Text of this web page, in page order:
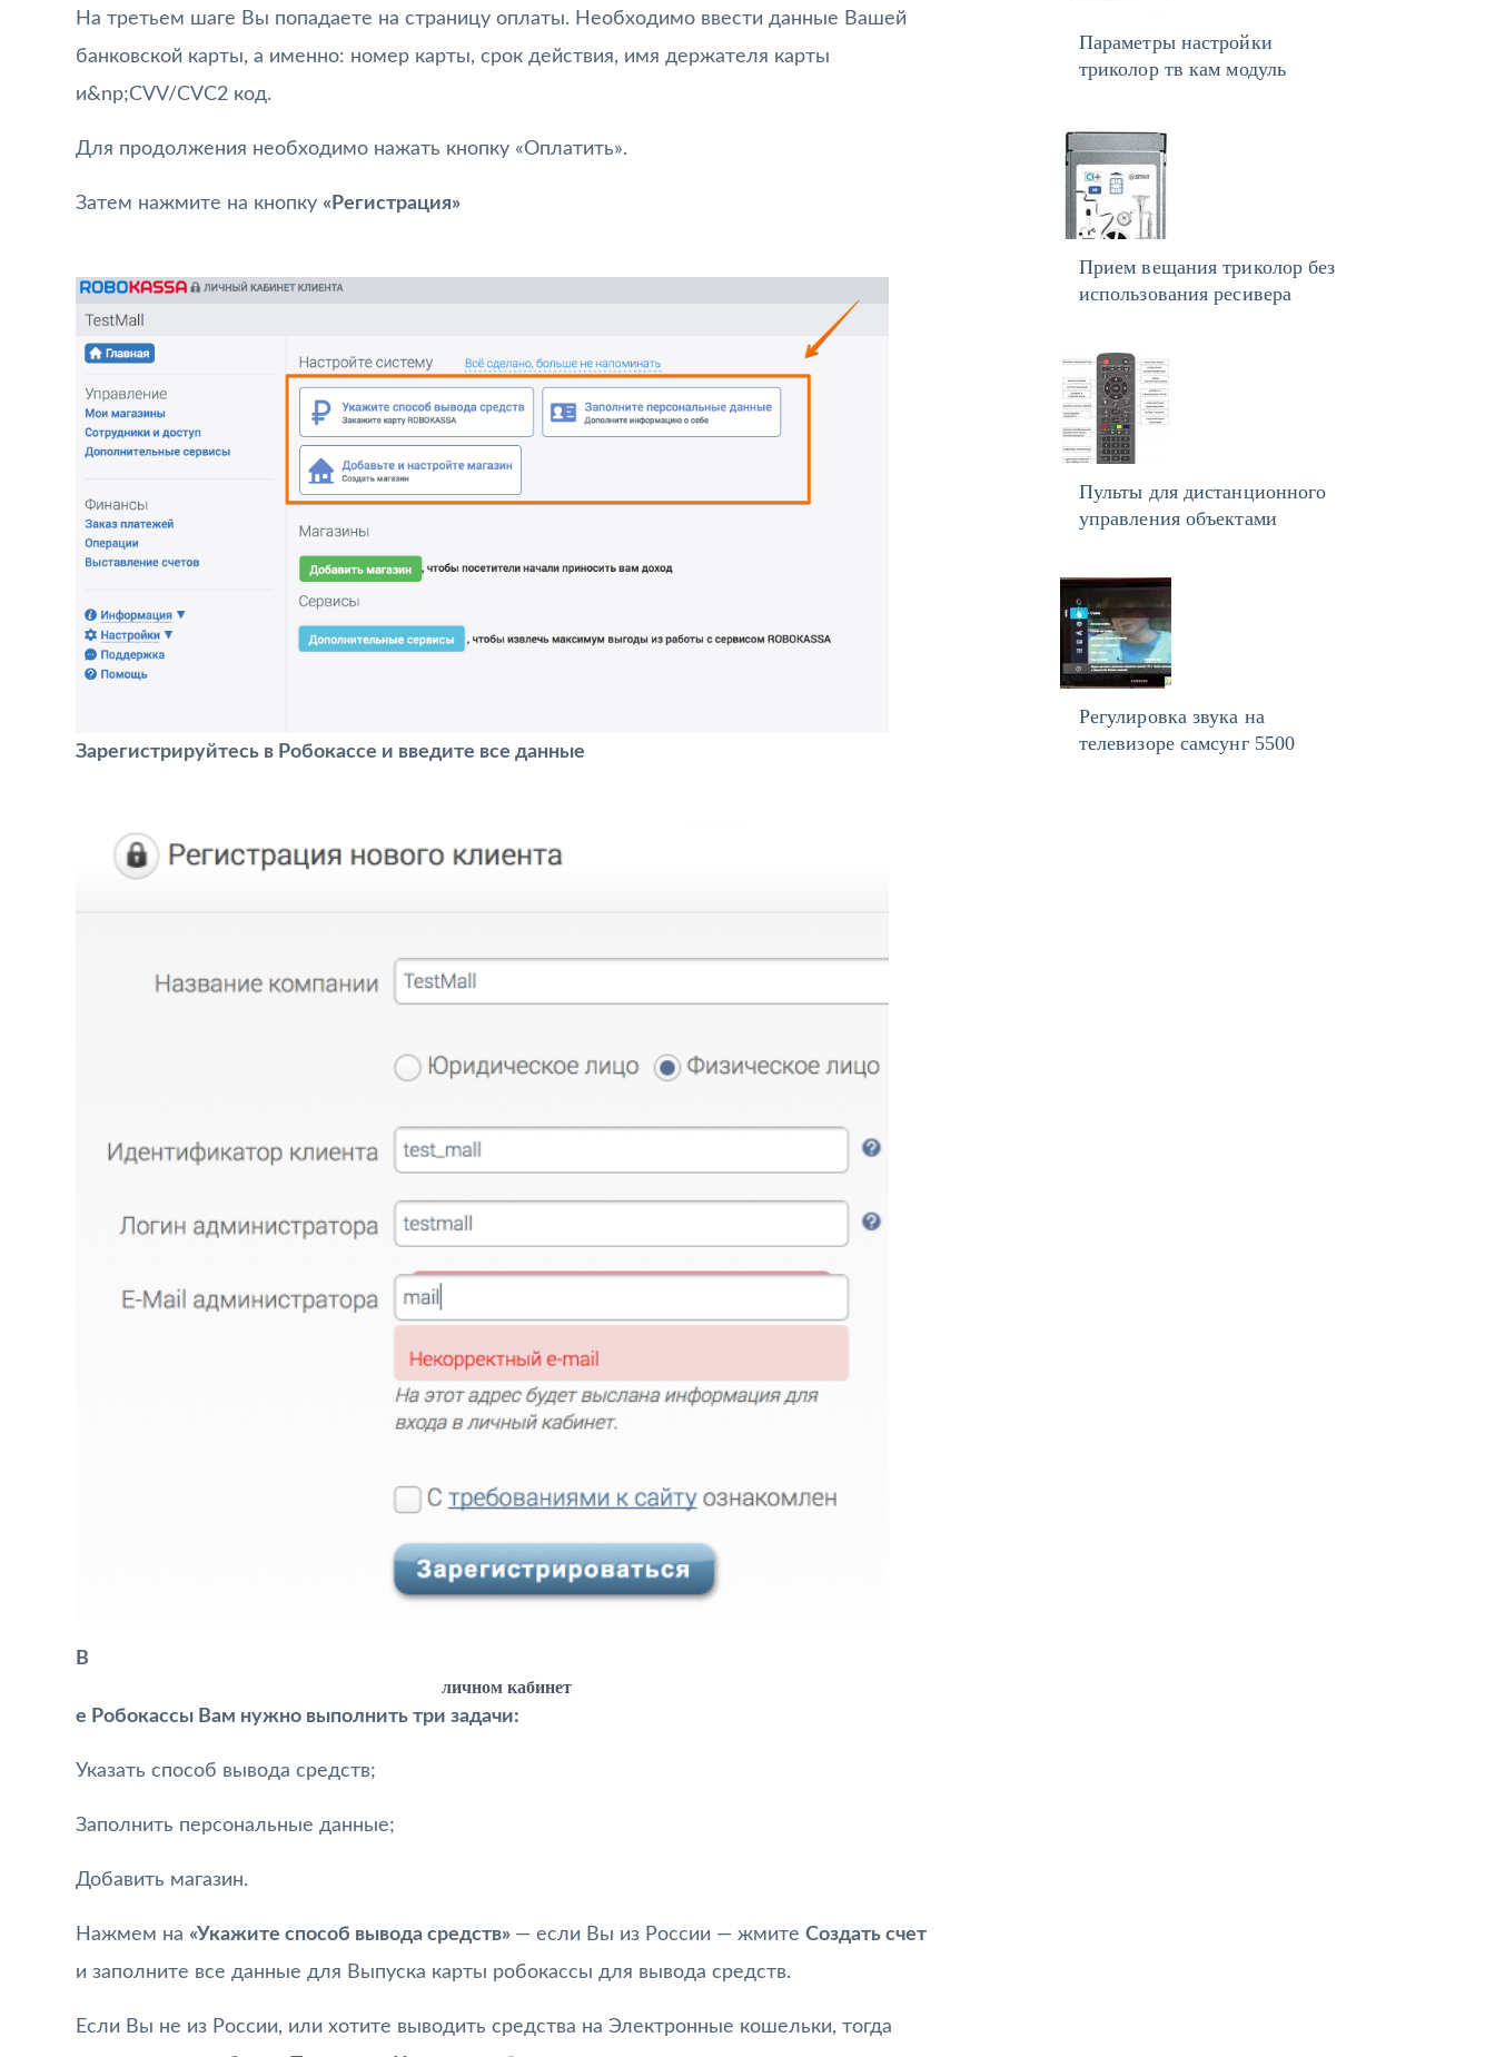
На третьем шаге Вы попадаете на страницу оплаты. Необходимо ввести данные Вашей
банковской карты, а именно: номер карты, срок действия, имя держателя карты
и&np;CVV/CVC2 код.
Для продолжения необходимо нажать кнопку «Оплатить».
Затем нажмите на кнопку «Регистрация»
Зарегистрируйтесь в Робокассе и введите все данные
В
личном кабинет
е Робокассы Вам нужно выполнить три задачи:
Указать способ вывода средств;
Заполнить персональные данные;
Добавить магазин.
Нажмем на «Укажите способ вывода средств» — если Вы из России — жмите Создать счет
и заполните все данные для Выпуска карты робокассы для вывода средств.
Если Вы не из России, или хотите выводить средства на Электронные кошельки, тогда
Параметры настройки
триколор тв кам модуль
Прием вещания триколор без
использования ресивера
Пульты для дистанционного
управления объектами
Регулировка звука на
телевизоре самсунг 5500